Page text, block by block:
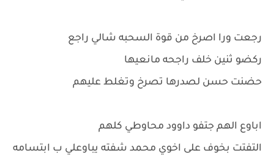
رجعت ورا اصرخ من قوة السحبه شالي راجع
ركضو ثنين خلف راجحه مانعيها
حضنت حسن لصدرها تصرخ وتغلط عليهم
اباوع الهم جتفو داوود محاوطي كلهم
التفتت بخوف على اخوي محمد شفته يباوعلي ب ابتسامه